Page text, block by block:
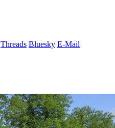
Threads Bluesky E-Mail